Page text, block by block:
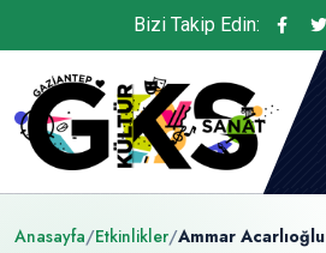
Bizi Takip Edin:
Anasayfa/Etkinlikler/Ammar Acarlıoğlu